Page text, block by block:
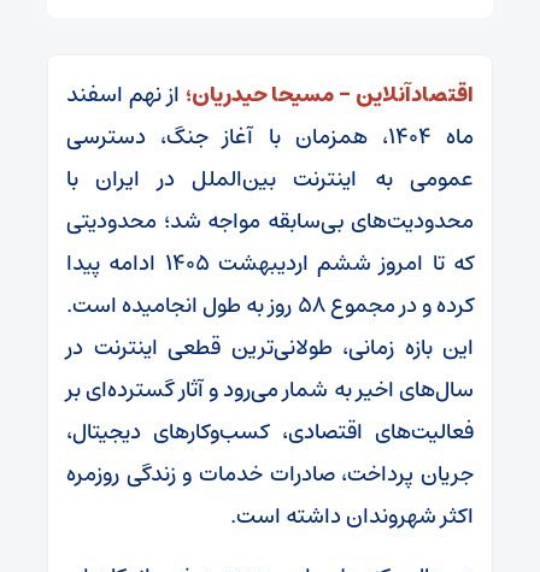
اقتصادآنلاین – مسیحا حیدریان؛ از نهم اسفند
ماه ۱۴۰۴، همزمان با آغاز جنگ، دسترسی
عمومی به اینترنت بین‌الملل در ایران با
محدودیت‌های بی‌سابقه مواجه شد؛ محدودیتی
که تا امروز ششم اردیبهشت ۱۴۰۵ ادامه پیدا
کرده و در مجموع ۵۸ روز به طول انجامیده است.
این بازه زمانی، طولانی‌ترین قطعی اینترنت در
سال‌های اخیر به شمار می‌رود و آثار گسترده‌ای بر
فعالیت‌های اقتصادی، کسب‌وکارهای دیجیتال،
جریان پرداخت، صادرات خدمات و زندگی روزمره
اکثر شهروندان داشته است.